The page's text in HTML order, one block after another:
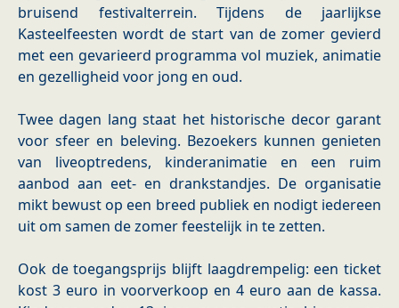
bruisend festivalterrein. Tijdens de jaarlijkse
Kasteelfeesten wordt de start van de zomer gevierd
met een gevarieerd programma vol muziek, animatie
en gezelligheid voor jong en oud.
Twee dagen lang staat het historische decor garant
voor sfeer en beleving. Bezoekers kunnen genieten
van liveoptredens, kinderanimatie en een ruim
aanbod aan eet- en drankstandjes. De organisatie
mikt bewust op een breed publiek en nodigt iedereen
uit om samen de zomer feestelijk in te zetten.
Ook de toegangsprijs blijft laagdrempelig: een ticket
kost 3 euro in voorverkoop en 4 euro aan de kassa.